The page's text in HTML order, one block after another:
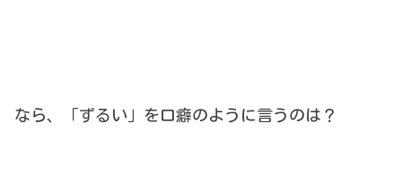
なら、「ずるい」を口癖のように言うのは？